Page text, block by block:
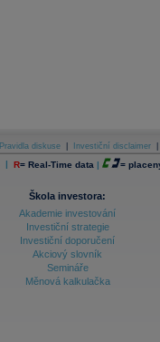
Pravidla diskuse Investiční disclaimer
| R= Real-Time data | =
Škola investora:
Akademie investování
Investiční strategie
Investiční doporučení
Akciový slovník
Semináře
Měnová kalkulačka